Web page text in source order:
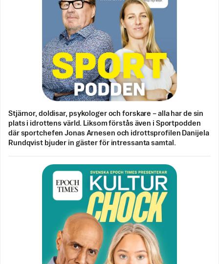
Stjärnor, doldisar, psykologer och forskare – alla har de sin
plats i idrottens värld. Liksom förstås även i Sportpodden
där sportchefen Jonas Arnesen och idrottsprofilen Danijela
Rundqvist bjuder in gäster för intressanta samtal.